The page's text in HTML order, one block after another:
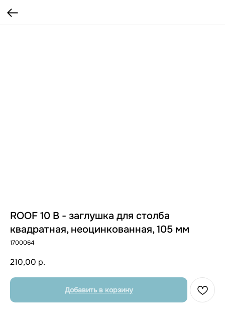
ROOF 10 B - заглушка для столба
квадратная, неоцинкованная, 105 мм
1700064
210,00 р.
Добавить в корзину